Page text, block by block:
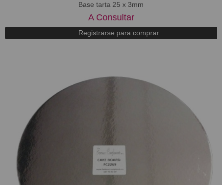
Base tarta 25 x 3mm
A Consultar
Registrarse para comprar